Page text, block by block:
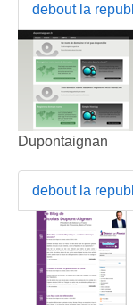
debout la
Dupontaignan
debout la